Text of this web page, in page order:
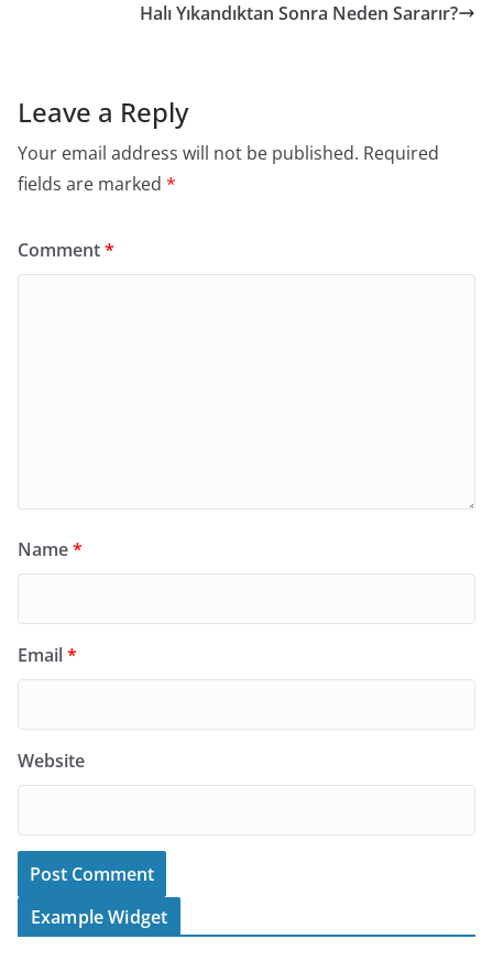
Halı Yıkandıktan Sonra Neden Sararır?
Leave a Reply
Your email address will not be published. Required
fields are marked *
Comment*
Name*
Email*
Website
Example Widget